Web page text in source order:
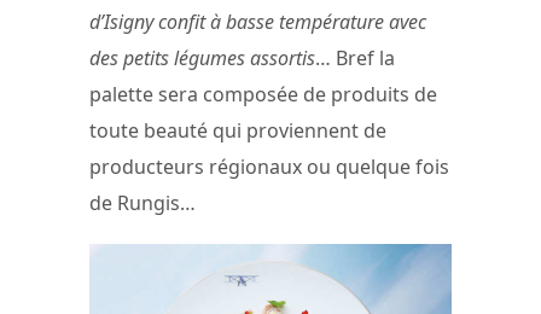
d’Isigny confit à basse température avec
des petits légumes assortis… Bref la
palette sera composée de produits de
toute beauté qui proviennent de
producteurs régionaux ou quelque fois
de Rungis…